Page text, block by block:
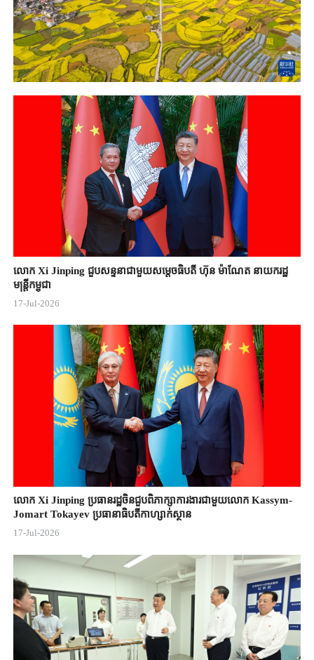
លោក Xi Jinping ជួបសន្ទនាជាមួយសម្តេចធិបតី ហ៊ុន ម៉ាណែត នាយករដ្ឋ
មន្ត្រីកម្ពុជា
17-Jul-2026
លោក Xi Jinping ប្រធានរដ្ឋចិន​ជួបពិភាក្សា​ការងារជាមួយ​លោក Kassym-
Jomart ​Tokayev ​ប្រធានាធិបតី​កាហ្សាក់ស្ថាន​
17-Jul-2026